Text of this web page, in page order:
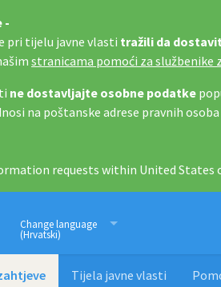
-
pri tijelu javne vlasti tražili da
stranicama pomoći za službenike
ne dostavljajte osobne podatke
na poštanske adrese pravnih
requests within United States
Imamo pravo znati
Change language
(Hrvatski)
Tijela javne vlasti